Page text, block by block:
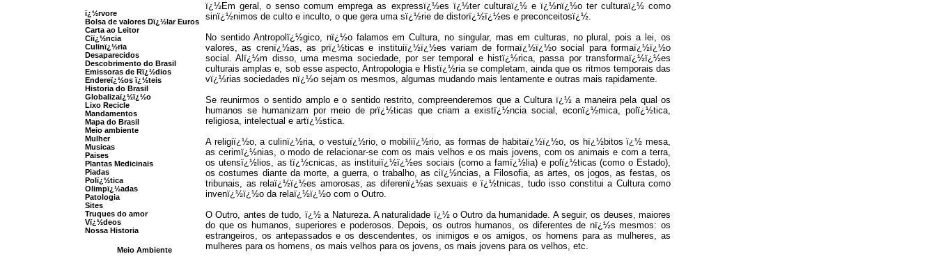
ï¿½rvore
Bolsa de valores Dï¿½lar Euros
Carta ao Leitor
Ciï¿½ncia
Culinï¿½ria
Desaparecidos
Descobrimento do Brasil
Emissoras de Rï¿½dios
Endereï¿½osï¿½teis
Historia do Brasil
Globalizaï¿½ï¿½o
Lixo Recicle
Mandamentos
Mapa do Brasil
Meio ambiente
Mulher
Musicas
Paises
Plantas Medicinais
Piadas
Polï¿½tica
Olimpï¿½adas
Patologia
Sites
Truques do amor
Vï¿½deos
Nossa Historia
Meio Ambiente
ï¿½Em geral, o senso comum emprega as expressï¿½es ï¿½ter culturaï¿½ e ï¿½nï¿½o ter culturaï¿½ como
sinï¿½nimos de culto e inculto, o que gera uma sï¿½rie de distorï¿½ï¿½es e preconceitosï¿½.
No sentido Antropolï¿½gico, nï¿½o falamos em Cultura, no singular, mas em culturas, no plural, pois a lei, os
valores, as crenï¿½as, as prï¿½ticas e instituiï¿½ï¿½es variam de formaï¿½ï¿½o social para formaï¿½ï¿½o
social. Alï¿½m disso, uma mesma sociedade, por ser temporal e histï¿½rica, passa por transformaï¿½ï¿½es
culturais amplas e, sob esse aspecto, Antropologia e Histï¿½ria se completam, ainda que os ritmos temporais das
vï¿½rias sociedades nï¿½o sejam os mesmos, algumas mudando mais lentamente e outras mais rapidamente.
Se reunirmos o sentido amplo e o sentido restrito, compreenderemos que a Cultura ï¿½ a maneira pela qual os
humanos se humanizam por meio de prï¿½ticas que criam a existï¿½ncia social, econï¿½mica, polï¿½tica,
religiosa, intelectual e artï¿½stica.
A religiï¿½o, a culinï¿½ria, o vestuï¿½rio, o mobiliï¿½rio, as formas de habitaï¿½ï¿½o, os hï¿½bitos ï¿½ mesa,
as cerimï¿½nias, o modo de relacionar-se com os mais velhos e os mais jovens, com os animais e com a terra,
os utensï¿½lios, as tï¿½cnicas, as instituiï¿½ï¿½es sociais (como a famï¿½lia) e polï¿½ticas (como o Estado),
os costumes diante da morte, a guerra, o trabalho, as ciï¿½ncias, a Filosofia, as artes, os jogos, as festas, os
tribunais, as relaï¿½ï¿½es amorosas, as diferenï¿½as sexuais e ï¿½tnicas, tudo isso constitui a Cultura como
invenï¿½ï¿½o da relaï¿½ï¿½o com o Outro.
O Outro, antes de tudo, ï¿½ a Natureza. A naturalidade ï¿½ o Outro da humanidade. A seguir, os deuses, maiores
do que os humanos, superiores e poderosos. Depois, os outros humanos, os diferentes de nï¿½s mesmos: os
estrangeiros, os antepassados e os descendentes, os inimigos e os amigos, os homens para as mulheres, as
mulheres para os homens, os mais velhos para os jovens, os mais jovens para os velhos, etc.